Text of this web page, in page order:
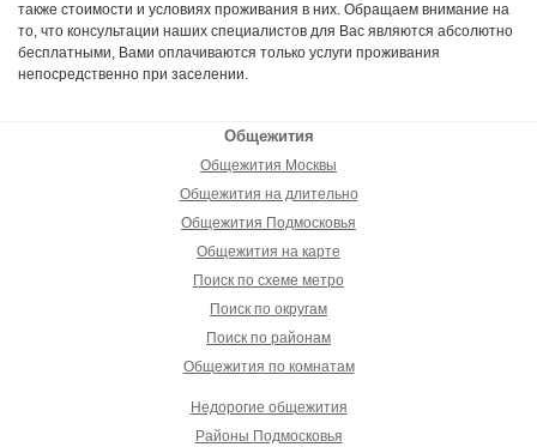
также стоимости и условиях проживания в них. Обращаем внимание на
то, что консультации наших специалистов для Вас являются абсолютно
бесплатными, Вами оплачиваются только услуги проживания
непосредственно при заселении.
Общежития
Общежития Москвы
Общежития на длительно
Общежития Подмосковья
Общежития на карте
Поиск по схеме метро
Поиск по округам
Поиск по районам
Общежития по комнатам
Недорогие общежития
Районы Подмосковья